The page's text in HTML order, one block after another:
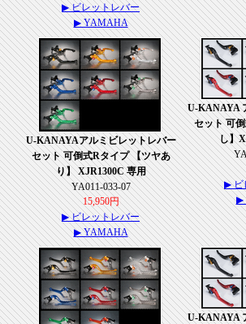
▶ ビレットレバー
▶ YAMAHA
U-KANAYAアルミビレットレバー
セット 可倒式Rタイプ 【ツヤあ
り】 XJR1300C 専用
YA011-033-07
15,950円
▶ ビレットレバー
▶ YAMAHA
U-KANAYA
セット 可
し】
▶ ビ
▶
U-KANAYA